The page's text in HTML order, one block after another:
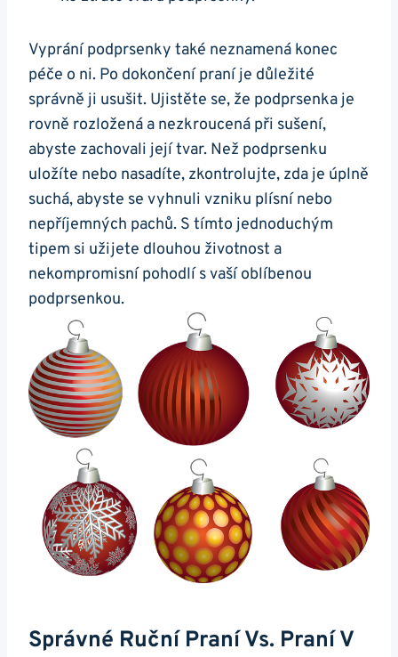
Vyprání podprsenky také neznamená konec
péče o ni. Po dokončení praní je důležité
správně ji usušit. Ujistěte se, že podprsenka je
rovně rozložená a nezkroucená při sušení,
abyste zachovali její tvar. Než podprsenku
uložíte nebo nasadíte, zkontrolujte, zda je úplně
suchá, abyste se vyhnuli vzniku plísní nebo
nepříjemných pachů. S tímto jednoduchým
tipem si užijete dlouhou životnost a
nekompromisní pohodlí s vaší oblíbenou
podprsenkou.
Správné Ruční Praní Vs. Praní V